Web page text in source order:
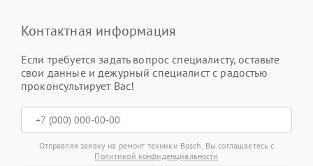
Контактная информация
Если требуется задать вопрос специалисту, оставьте
свои данные и дежурный специалист с радостью
проконсультирует Вас!
Отправляя заявку на ремонт техники Bosch, Вы соглашаетесь с
Политикой конфиденциальности